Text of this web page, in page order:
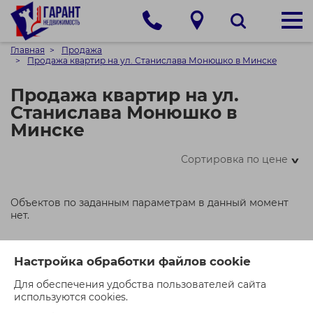
Настройка обработки файлов cookie
Для обеспечения удобства пользователей сайта
используются cookies.
Главная
Продажа
Продажа квартир на ул. Станислава Монюшко в Минске
Продажа квартир на ул.
Станислава Монюшко в
Минске
Сортировка по цене>
Объектов по заданным параметрам в данный момент
нет.